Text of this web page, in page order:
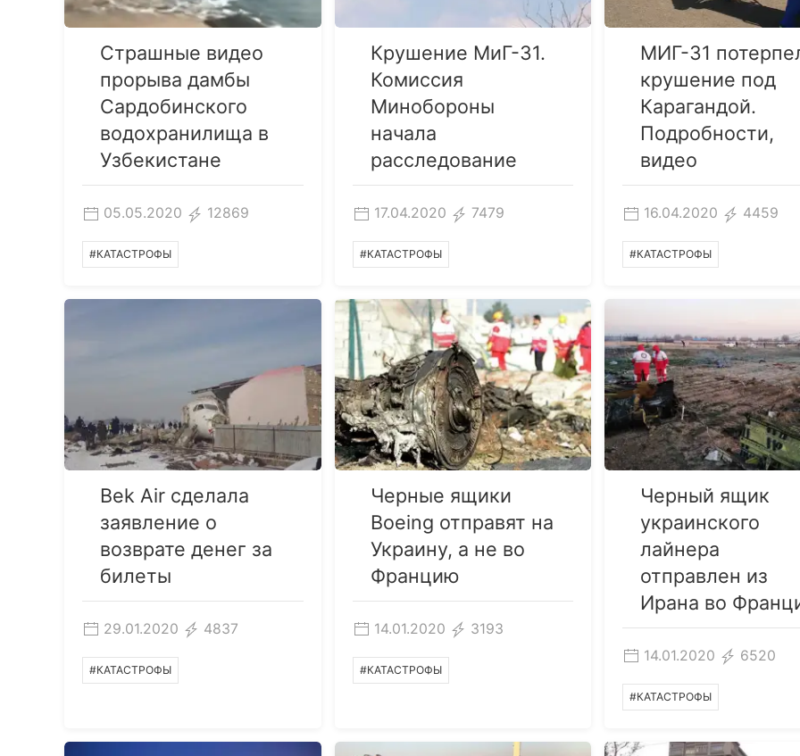
Страшные видео
прорыва дамбы
Сардобинского
водохранилища в
Узбекистане
05.05.2020 12869
#КАТАСТРОФЫ
Крушение МиГ-31.
Комиссия
Минобороны
начала
расследование
17.04.2020 7479
#КАТАСТРОФЫ
МИГ-31
крушение под
Карагандой.
Подробности,
видео
16.04.2020 4459
#КАТАСТРОФЫ
Bek Air сделала
заявление о
возврате денег за
билеты
29.01.2020 4837
#КАТАСТРОФЫ
Черные ящики
Boeing отправят на
Украину, а не во
Францию
14.01.2020 3193
#КАТАСТРОФЫ
Черный ящик
украинского
лайнера
отправлен из
Ирана во
14.01.2020 6520
#КАТАСТРОФЫ